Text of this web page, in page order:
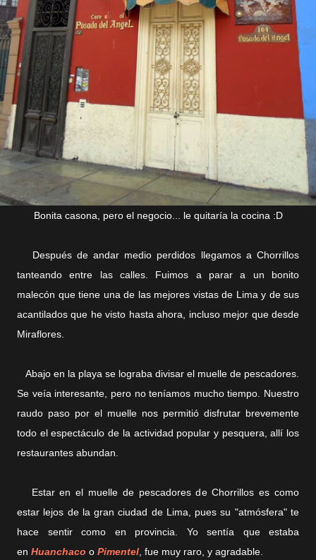
Bonita casona, pero el negocio... le quitaría la cocina :D
Después de andar medio perdidos llegamos a Chorrillos
tanteando entre las calles. Fuimos a parar a un bonito
malecón que tiene una de las mejores vistas de Lima y de sus
acantilados que he visto hasta ahora, incluso mejor que desde
Miraflores.
Abajo en la playa se lograba divisar el muelle de pescadores.
Se veía interesante, pero no teníamos mucho tiempo. Nuestro
raudo paso por el muelle nos permitió disfrutar brevemente
todo el espectáculo de la actividad popular y pesquera, allí los
restaurantes abundan.
Estar en el muelle de pescadores de Chorrillos es como
estar lejos de la gran ciudad de Lima, pues su "atmósfera" te
hace sentir como en provincia. Yo sentía que estaba
en Huanchaco o Pimentel , fue muy raro, y agradable.